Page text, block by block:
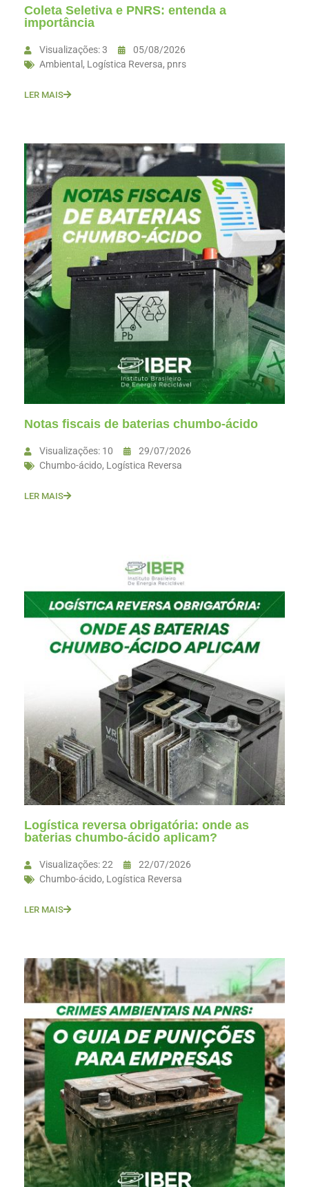
Coleta Seletiva e PNRS: entenda a
importância
Visualizações: 3
05/08/2026
Ambiental , Logística Reversa, pnrs
LER MAIS
Notas fiscais de baterias chumbo-ácido
Visualizações: 10
29/07/2026
Chumbo-ácido, Logística Reversa
LER MAIS
Logística reversa obrigatória: onde as
baterias chumbo-ácido aplicam?
Visualizações: 22
22/07/2026
Chumbo-ácido, Logística Reversa
LER MAIS